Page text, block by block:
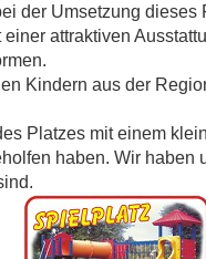
der Umsetzung dieses
attraktiven
Kindern aus der
Platzes mit einem
haben. Wir haben